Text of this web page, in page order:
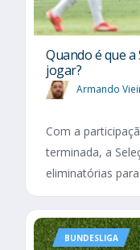
Quando é que a
jogar?
Armando
Com a
terminada, a
eliminatórias
BUNDESLIGA